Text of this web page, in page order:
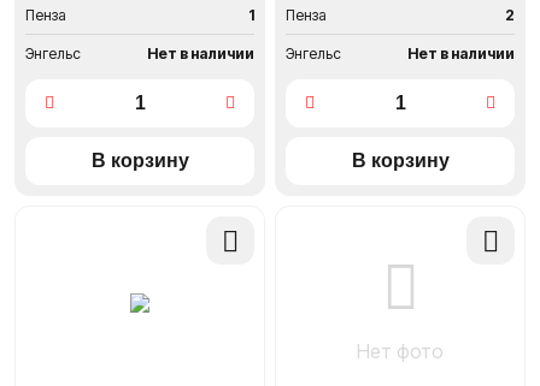
Пенза 1
Энгельс Нет в наличии
Пенза 2
Энгельс Нет в наличии
Добавить
Нет фото